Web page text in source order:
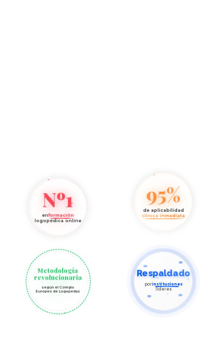
Nº1
enformación
logopédica online
95%
de aplicabilidad
clínica inmediata
Metodología
revolucionaria
según el Colegio
Europeo de Logopedas
Respaldado
porinstituciones
líderes